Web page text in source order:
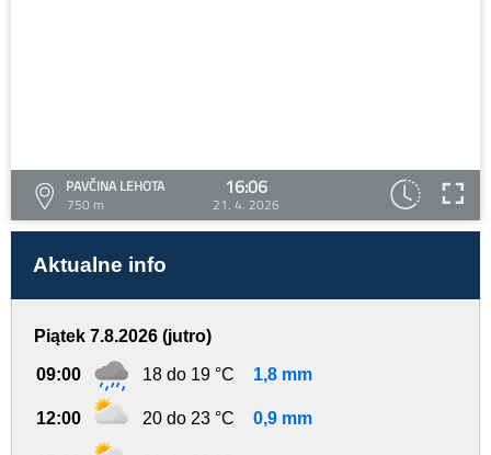
PAVČINA LEHOTA
750 m
16:06
21. 4. 2026
Aktualne info
Piątek 7.8.2026 (jutro)
09:00 18 do 19 °C 1,8 mm
12:00 20 do 23 °C 0,9 mm